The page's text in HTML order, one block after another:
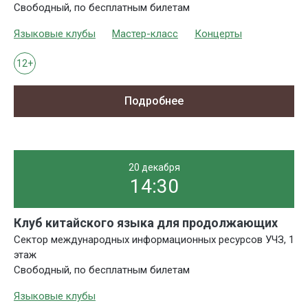
Свободный, по бесплатным билетам
Языковые клубы Мастер-класс Концерты
12+
Подробнее
20 декабря
14:30
Клуб китайского языка для продолжающих
Сектор международных информационных ресурсов УЧЗ, 1
этаж
Свободный, по бесплатным билетам
Языковые клубы